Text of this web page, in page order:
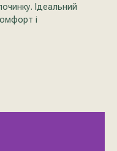
Ідеальний
і